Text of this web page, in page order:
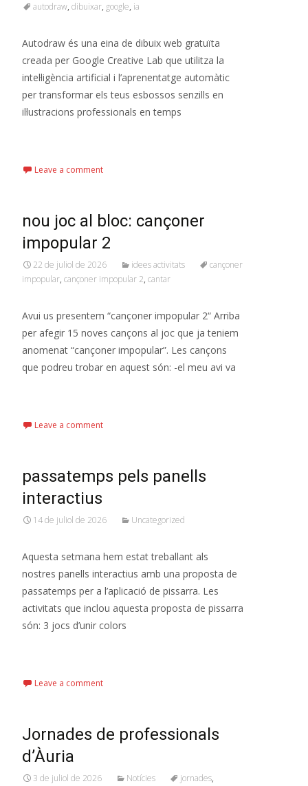
autodraw, dibuixar, google, ia
Autodraw és una eina de dibuix web gratuïta
creada per Google Creative Lab que utilitza la
intel·ligència artificial i l’aprenentatge automàtic
per transformar els teus esbossos senzills en
il·lustracions professionals en temps
Leave a comment
nou joc al bloc: cançoner
impopular 2
22 de juliol de 2026 idees activitats
cançoner
impopular, cançoner impopular 2, cantar
Avui us presentem “cançoner impopular 2“ Arriba
per afegir 15 noves cançons al joc que ja teniem
anomenat “cançoner impopular”. Les cançons
que podreu trobar en aquest són: -el meu avi va
Leave a comment
passatemps pels panells
interactius
14 de juliol de 2026 Uncategorized
Aquesta setmana hem estat treballant als
nostres panells interactius amb una proposta de
passatemps per a l’aplicació de pissarra. Les
activitats que inclou aquesta proposta de pissarra
són: 3 jocs d’unir colors
Leave a comment
Jornades de professionals
d’Àuria
3 de juliol de 2026 Notícies jornades,